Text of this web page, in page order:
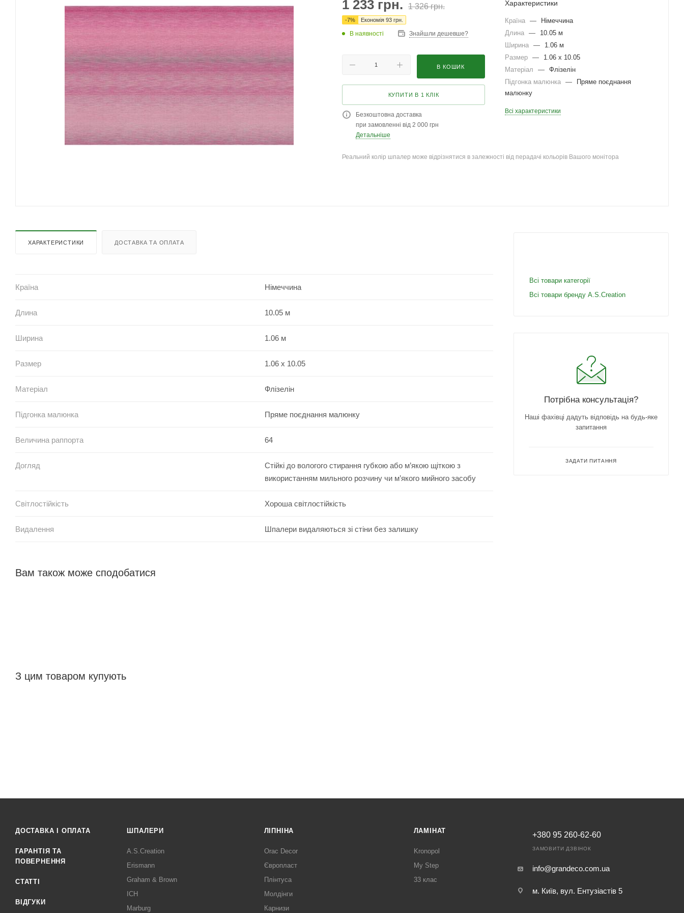
1 233 грн. 1 326грн.
-7% Економія 93 грн.
В наявності Знайшли дешевше?
В КОШИК
КУПИТИ В 1 КЛІК
Безкоштовна доставка
при замовленні від 2 000 грн
Детальніше
Характеристики
Країна —
Німеччина
Длина —
10.05 м
Ширина —
1.06 м
Размер —
1.06 x 10.05
Матеріал
— Флізелін
Підгонка малюнка —
Пряме поєднання
малюнку
Всі характеристики
Реальний колір шпалер може відрізнятися в залежності від перадачі кольорів Вашого монітора
ХАРАКТЕРИСТИКИ ДОСТАВКА ТА ОПЛАТА
Країна Німеччина
Длина 10.05 м
Ширина 1.06 м
Размер 1.06 x 10.05
Матеріал Флізелін
Підгонка малюнка Пряме поєднання малюнку
Величина раппорта 64
Догляд
Стійкі до вологого стирання губкою або м’якою щіткою з
використанням мильного розчину чи м’якого мийного засобу
Світлостійкість Хороша світлостійкість
Видалення Шпалери видаляються зі стіни без залишку
Вам також може сподобатися
З цим товаром купують
Всі товари категорії
Всі товари бренду A.S.Creation
Потрібна консультація?
Наші фахівці дадуть відповідь на будь-яке
запитання
ЗАДАТИ ПИТАННЯ
ДОСТАВКА І ОПЛАТА
ГАРАНТІЯ ТА
ПОВЕРНЕННЯ
СТАТТІ
ВІДГУКИ
ШПАЛЕРИ
A.S.Creation
Erismann
Graham & Brown
ICH
Marburg
ЛІПНІНА
Orac Decor
Європласт
Плінтуса
Молдінги
Карнизи
ЛАМІНАТ
Kronopol
My Step
33 клас
+380 95 260-62-60
ЗАМОВИТИ ДЗВІНОК
info@grandeco.com.ua
м. Київ, вул. Ентузіастів 5